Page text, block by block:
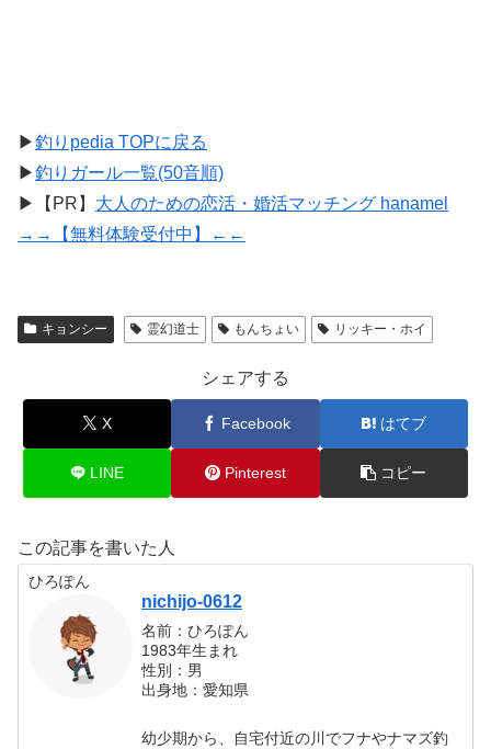
▶釣りpedia TOPに戻る
▶釣りガール一覧(50音順)
▶【PR】 大人のための恋活・婚活マッチング hanamel
→→【無料体験受付中】←←
キョンシー 霊幻道士 もんちょい リッキー・ホイ
シェアする
X Facebook はてブ
LINE Pinterest コピー
この記事を書いた人
ひろぽん
nichijo-0612
名前：ひろぽん
1983年生まれ
性別：男
出身地：愛知県
幼少期から、自宅付近の川でフナやナマズ釣